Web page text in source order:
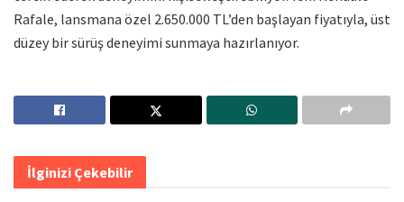
Rafale, lansmana özel 2.650.000 TL’den başlayan fiyatıyla, üst
düzey bir sürüş deneyimi sunmaya hazırlanıyor.
İlginizi Çekebilir